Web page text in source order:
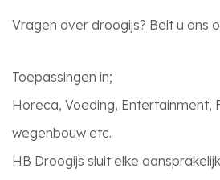
Vragen over droogijs? Belt u ons
Toepassingen in;
Horeca, Voeding, Entertainment,
wegenbouw etc.
HB Droogijs sluit elke